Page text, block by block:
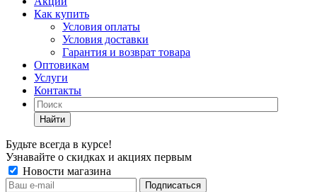
Как купить
Условия оплаты
Условия доставки
Гарантия и возврат товара
Оптовикам
Услуги
Контакты
Найти
Будьте всегда в курсе!
Узнавайте о скидках и акциях первым
Новости магазина